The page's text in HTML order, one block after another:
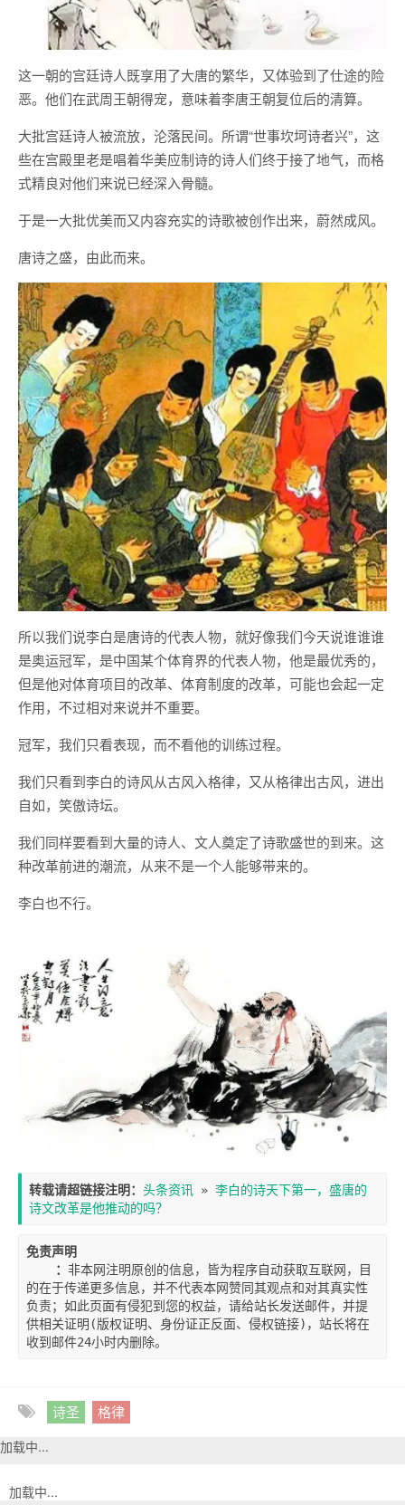
这一朝的宫廷诗人既享用了大唐的繁华，又体验到了仕途的险
恶。他们在武周王朝得宠，意味着李唐王朝复位后的清算。
大批宫廷诗人被流放，沦落民间。所谓“世事坎坷诗者兴”，这
些在宫殿里老是唱着华美应制诗的诗人们终于接了地气，而格
式精良对他们来说已经深入骨髓。
于是一大批优美而又内容充实的诗歌被创作出来，蔚然成风。
唐诗之盛，由此而来。
所以我们说李白是唐诗的代表人物，就好像我们今天说谁谁谁
是奥运冠军，是中国某个体育界的代表人物，他是最优秀的，
但是他对体育项目的改革、体育制度的改革，可能也会起一定
作用，不过相对来说并不重要。
冠军，我们只看表现，而不看他的训练过程。
我们只看到李白的诗风从古风入格律，又从格律出古风，进出
自如，笑傲诗坛。
我们同样要看到大量的诗人、文人奠定了诗歌盛世的到来。这
种改革前进的潮流，从来不是一个人能够带来的。
李白也不行。
转载请超链接注明： 头条资讯 » 李白的诗天下第一，盛唐的
诗文改革是他推动的吗？
免责声明
    ：
非本网注明原创的信息，皆为程序自动获取互联网，目
的在于传递更多信息，并不代表本网赞同其观点和对其真实性
负责；如此页面有侵犯到您的权益，请给站长发送邮件，并提
供相关证明(版权证明、身份证正反面、侵权链接)，站长将在
收到邮件24小时内删除。
诗圣 格律
加载中...
加载中...